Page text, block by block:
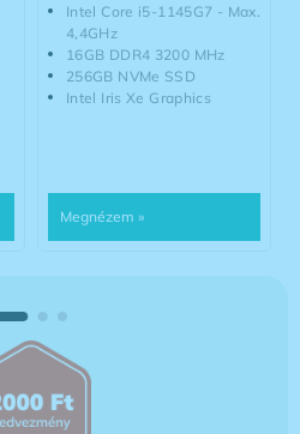
Intel Core i5-1145G7 - Max.
4,4GHz
16GB DDR4 3200 MHz
256GB NVMe SSD
Intel Iris Xe Graphics